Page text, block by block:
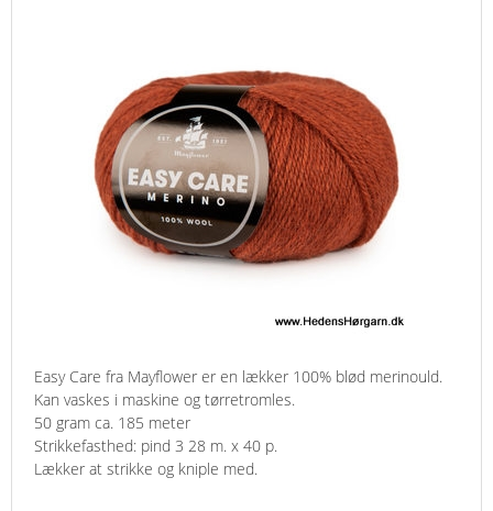
Easy Care fra Mayflower er en lækker 100% blød merinould.
Kan vaskes i maskine og tørretromles.
50 gram ca. 185 meter
Strikkefasthed: pind 3 28 m. x 40 p.
Lækker at strikke og kniple med.